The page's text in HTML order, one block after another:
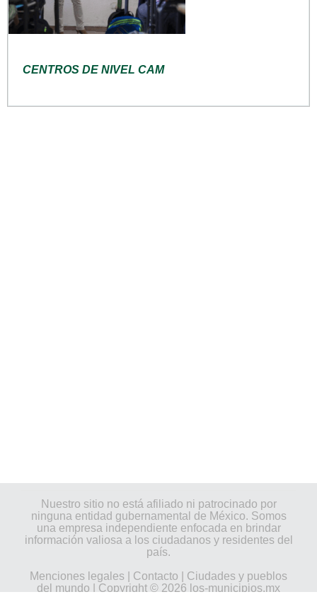
CENTROS DE NIVEL CAM
Nuestro sitio no está afiliado ni patrocinado por
ninguna entidad gubernamental de México. Somos
una empresa independiente enfocada en brindar
información valiosa a los ciudadanos y residentes del
país.
Menciones legales
Contacto
Ciudades y pueblos
del mundo | Copyright © 2026 los-municipios.mx